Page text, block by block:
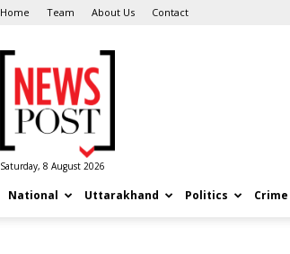
Home Team About Us Contact
Post
Saturday, 8 August 2026
National Uttarakhand Politics Crime